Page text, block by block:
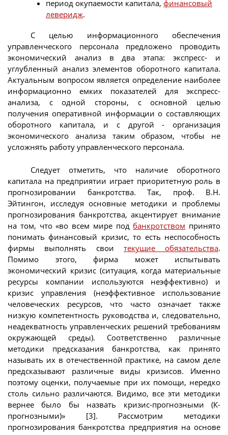
период окупаемости капитала, финансовый
леверидж.
С целью информационного обеспечения
управленческого персонала предложено проводить
экономический анализ в два этапа: экспресс- и
углубленный анализ элементов оборотного капитала.
Актуальным вопросом является определение наиболее
информационно емких показателей для экспресс-
анализа, с одной стороны, с основной целью
получения оперативной информации о составляющих
оборотного капитала, и с другой - организация
экономического анализа таким образом, чтобы не
усложнять работу управленческого персонала.
Следует отметить, что наличие оборотного
капитала на предприятии играет приоритетную роль в
прогнозировании банкротства. Так, проф. В.Н.
Эйтингон, исследуя основные методики и проблемы
прогнозирования банкротства, акцентирует внимание
на том, что «во всем мире подбанкротством принято
понимать финансовый кризис, то есть неспособность
фирмы выполнять свои текущие обязательства.
Помимо этого, фирма может испытывать
экономический кризис (ситуация, когда материальные
ресурсы компании используются неэффективно) и
кризис управления (неэффективное использование
человеческих ресурсов, что часто означает также
низкую компетентность руководства и, следовательно,
неадекватность управленческих решений требованиям
окружающей среды). Соответственно различные
методики предсказания банкротства, как принято
называть их в отечественной практике, на самом деле
предсказывают различные виды кризисов. Именно
поэтому оценки, получаемые при их помощи, нередко
столь сильно различаются. Видимо, все эти методики
вернее было бы назвать кризис-прогнозными (К-
прогнозными)» [3]. Рассмотрим методики
прогнозирования банкротства предприятия на основе